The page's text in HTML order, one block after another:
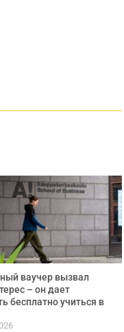
ваучер вызвал
– он дает
бесплатно учиться в